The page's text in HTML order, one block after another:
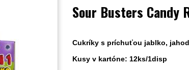
Sour Busters Candy
Cukríky s príchuťou jablko,
Kusy v kartóne: 12ks/1disp